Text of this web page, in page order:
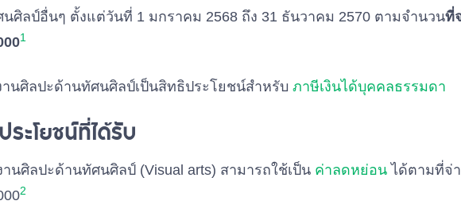
ศิลป์อื่นๆ ตั้งแต่วันที่ 1 มกราคม 2568 ถึง 31 ธันวาคม 2570 ตามจำนวนที่
1
นศิลปะด้านทัศนศิลป์เป็นสิทธิประโยชน์สำหรับ ภาษีเงินได้บุคคลธรรมดา
ะโยชน์ที่ได้รับ
นศิลปะด้านทัศนศิลป์ (Visual arts) สามารถใช้เป็น ค่าลดหย่อน ได้ตามที่จ่
2